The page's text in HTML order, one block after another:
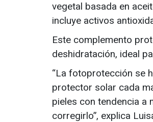
vegetal basada en
incluye activos
Este complemento
deshidratación, ideal
“La fotoprotección se
protector solar cada
pieles con tendencia a
corregirlo”, explica